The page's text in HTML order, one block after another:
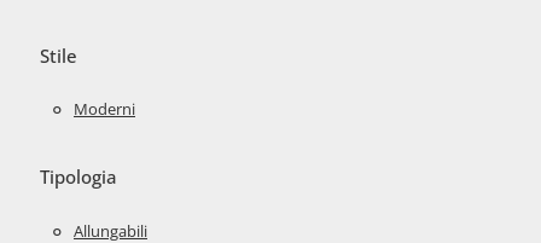
Stile
Moderni
Tipologia
Allungabili